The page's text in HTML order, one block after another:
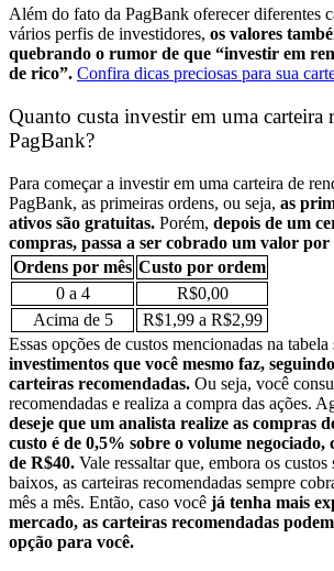
Além do fato da PagBank oferecer diferentes
vários perfis de investidores, os valores
quebrando o rumor de que “investir em
de rico”. Confira dicas preciosas para sua
Quanto custa investir em uma carteira
PagBank?
Para começar a investir em uma carteira de
PagBank, as primeiras ordens, ou seja, as
ativos são gratuitas. Porém, depois de um
compras, passa a ser cobrado um valor
Ordens por mês Custo por ordem
0 a 4
R$0,00
Acima de 5
R$1,99 a R$2,99
Essas opções de custos mencionadas na tabela
investimentos que você mesmo faz,
carteiras recomendadas. Ou seja, você
recomendadas e realiza a compra das ações.
deseje que um analista realize as compras
custo é de 0,5% sobre o volume
de R$40. Vale ressaltar que, embora os
baixos, as carteiras recomendadas sempre
mês a mês. Então, caso você já tenha mais
mercado, as carteiras recomendadas
opção para você.